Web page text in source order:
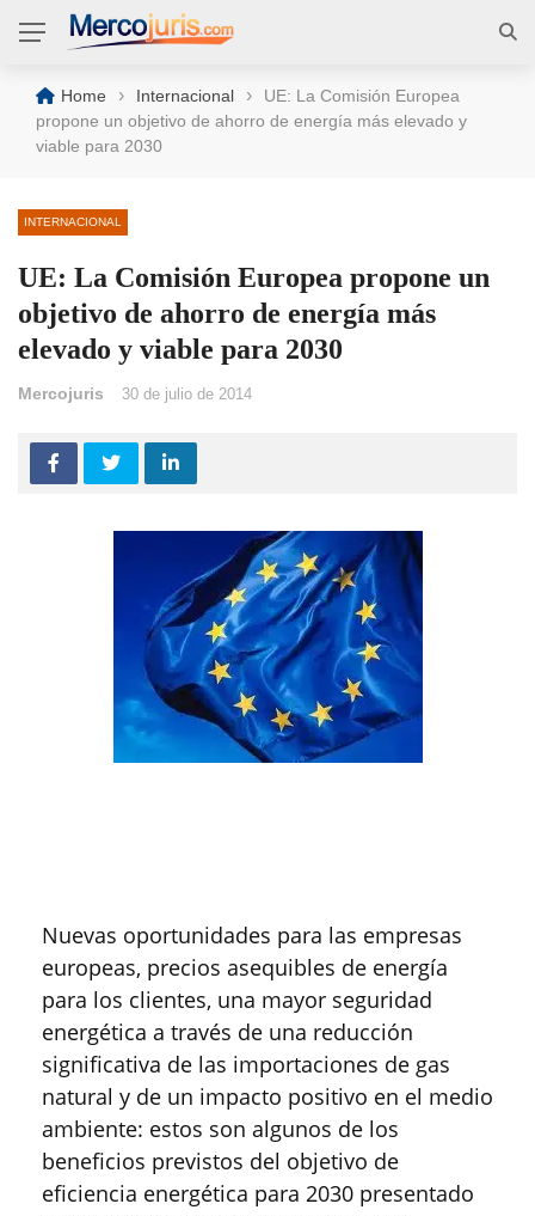
Home › Internacional ›
UE: La Comisión Europea
propone un objetivo de ahorro de energía más elevado y
viable para 2030
INTERNACIONAL
UE: La Comisión Europea propone un
objetivo de ahorro de energía más
elevado y viable para 2030
Mercojuris 30 de julio de 2014
Nuevas oportunidades para las empresas
europeas, precios asequibles de energía
para los clientes, una mayor seguridad
energética a través de una reducción
significativa de las importaciones de gas
natural y de un impacto positivo en el medio
ambiente: estos son algunos de los
beneficios previstos del objetivo de
eficiencia energética para 2030 presentado